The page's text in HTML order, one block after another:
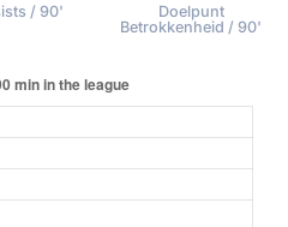
/ 90'
Doelpunt
Betrokkenheid / 90'